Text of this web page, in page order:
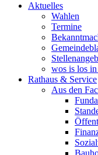
Aktuelles
Wahlen
Termine
wos is los
Rathaus & Service
Aus den